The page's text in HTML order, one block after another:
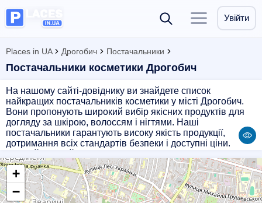
Увійти
Places in UA Дрогобич Постачальники
Постачальники косметики Дрогобич
На нашому сайті-довіднику ви знайдете список
найкращих постачальників косметики у місті Дрогобич.
Вони пропонують широкий вибір якісних продуктів для
догляду за шкірою, волоссям і нігтями. Наші
постачальники гарантують високу якість продукції,
дотримання всіх стандартів безпеки і доступні ціни.
Дрогобичі на нашому сайті і насолоджуйтесь красою без
зайвих клопотів!
+
−